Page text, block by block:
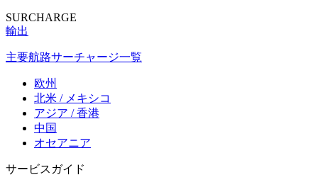
SURCHARGE
輸出
主要航路サーチャージ一覧
欧州
北米 / メキシコ
アジア / 香港
中国
オセアニア
サービスガイド